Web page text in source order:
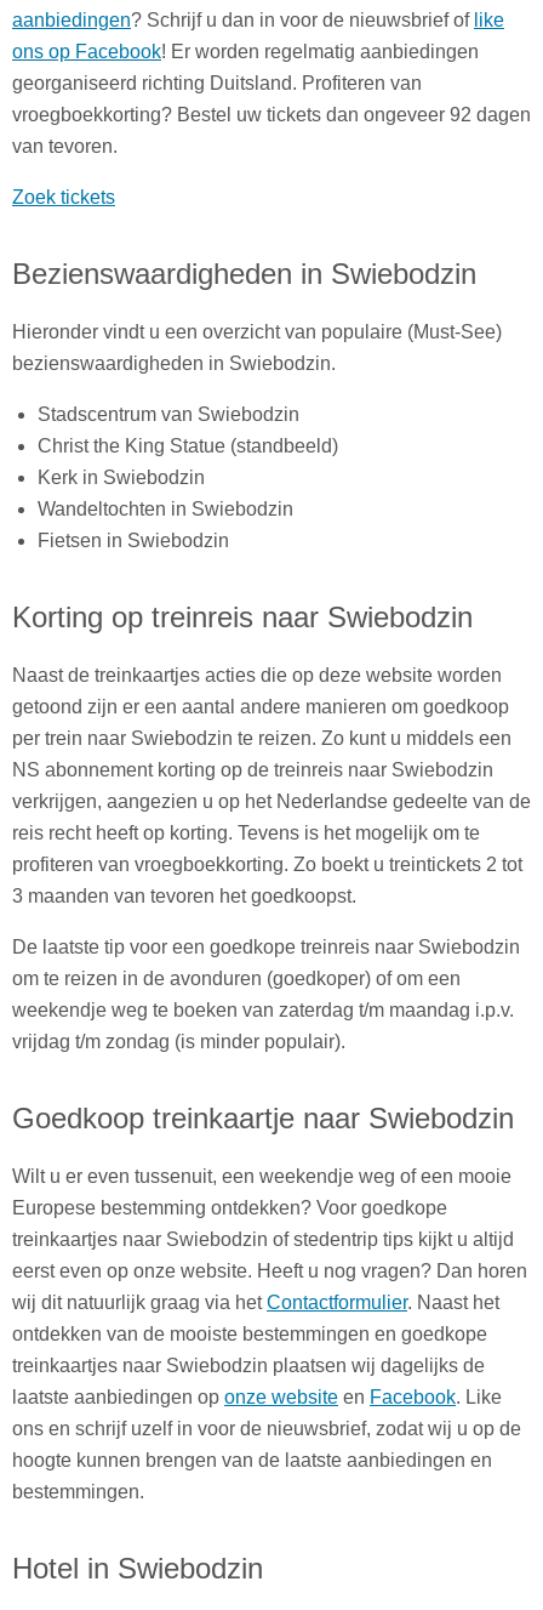
aanbiedingen? Schrijf u dan in voor de nieuwsbrief of like
ons op Facebook! Er worden regelmatig aanbiedingen
georganiseerd richting Duitsland. Profiteren van
vroegboekkorting? Bestel uw tickets dan ongeveer 92 dagen
van tevoren.
Zoek tickets
Bezienswaardigheden in Swiebodzin
Hieronder vindt u een overzicht van populaire (Must-See)
bezienswaardigheden in Swiebodzin.
Stadscentrum van Swiebodzin
Christ the King Statue (standbeeld)
Kerk in Swiebodzin
Wandeltochten in Swiebodzin
Fietsen in Swiebodzin
Korting op treinreis naar Swiebodzin
Naast de treinkaartjes acties die op deze website worden
getoond zijn er een aantal andere manieren om goedkoop
per trein naar Swiebodzin te reizen. Zo kunt u middels een
NS abonnement korting op de treinreis naar Swiebodzin
verkrijgen, aangezien u op het Nederlandse gedeelte van de
reis recht heeft op korting. Tevens is het mogelijk om te
profiteren van vroegboekkorting. Zo boekt u treintickets 2 tot
3 maanden van tevoren het goedkoopst.
De laatste tip voor een goedkope treinreis naar Swiebodzin
om te reizen in de avonduren (goedkoper) of om een
weekendje weg te boeken van zaterdag t/m maandag i.p.v.
vrijdag t/m zondag (is minder populair).
Goedkoop treinkaartje naar Swiebodzin
Wilt u er even tussenuit, een weekendje weg of een mooie
Europese bestemming ontdekken? Voor goedkope
treinkaartjes naar Swiebodzin of stedentrip tips kijkt u altijd
eerst even op onze website. Heeft u nog vragen? Dan horen
wij dit natuurlijk graag via hetContactformulier. Naast het
ontdekken van de mooiste bestemmingen en goedkope
treinkaartjes naar Swiebodzin plaatsen wij dagelijks de
laatste aanbiedingen op onze website en Facebook. Like
ons en schrijf uzelf in voor de nieuwsbrief, zodat wij u op de
hoogte kunnen brengen van de laatste aanbiedingen en
bestemmingen.
Hotel in Swiebodzin